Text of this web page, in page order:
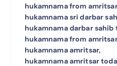
hukamnama from
hukamnama sri darbar
hukamnama darbar sahib
hukamnama from
hukamnama amritsar,
hukamnama amritsar